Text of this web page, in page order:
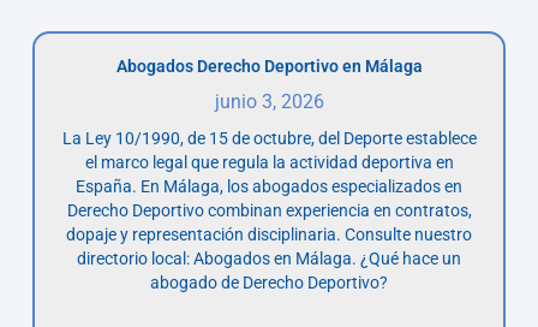
Abogados Derecho Deportivo en Málaga
junio 3, 2026
La Ley 10/1990, de 15 de octubre, del Deporte establece
el marco legal que regula la actividad deportiva en
España. En Málaga, los abogados especializados en
Derecho Deportivo combinan experiencia en contratos,
dopaje y representación disciplinaria. Consulte nuestro
directorio local: Abogados en Málaga. ¿Qué hace un
abogado de Derecho Deportivo?